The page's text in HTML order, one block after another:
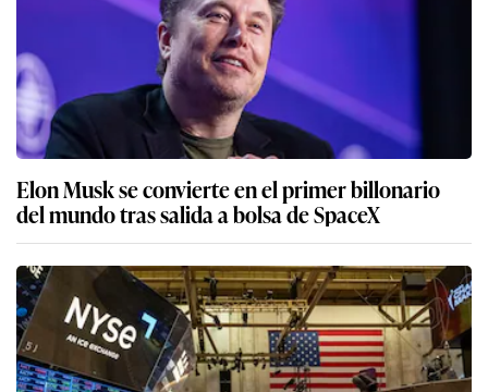
Elon Musk se convierte en el primer billonario
del mundo tras salida a bolsa de SpaceX